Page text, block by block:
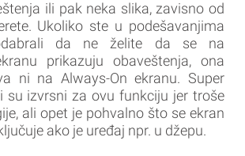
ili pak neka slika, zavisno od
Ukoliko ste u podešavanjima
da ne želite da se na
prikazuju obaveštenja, ona
ni na Always-On ekranu. Super
su izvrsni za ovu funkciju jer troše
ali opet je pohvalno što se ekran
ako je uređaj npr. u džepu.